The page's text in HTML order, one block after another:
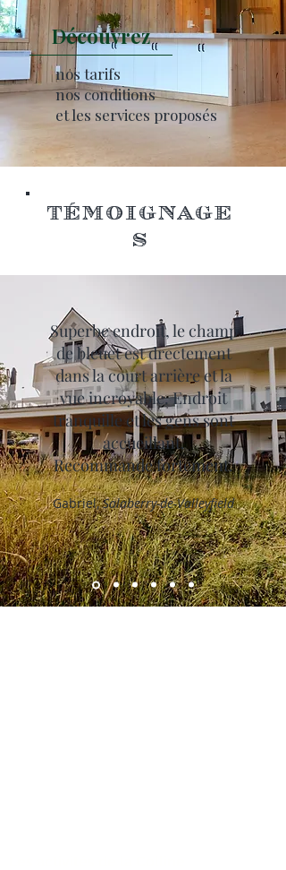
Découvrez
nos tarifs
nos conditions
et les services proposés
TÉMOIGNAGE
S
Superbe endroit, le champ
de bleuet est drectement
dans la court arrière et la
vue incroyable. Endroit
tranquille et les gens sont
accueillant.
Recommande fortement.
Gabriel,Salaberry-de-Valleyfield